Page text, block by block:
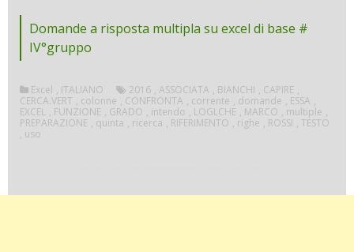
Domande a risposta multipla su excel di base #
IV°gruppo
Excel , ITALIANO 2016 , ASSOCIATA , BIANCHI , CAPIRE ,
CERCA.VERT , colonne , CONFRONTA , corrente , domande , ESSA ,
EXCEL , FUNZIONE , GRADO , intendo , LOGLCHE , MARCO , multiple ,
PREPARAZIONE , quinta , ricerca , RIFERIMENTO , righe , ROSSI , TESTO
, uso